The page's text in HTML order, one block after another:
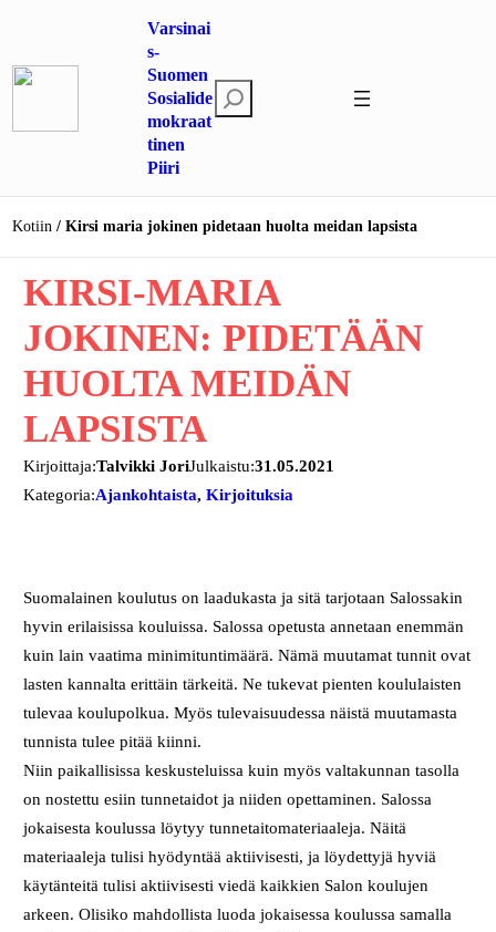
Varsinai
s-
Suomen
Sosialide
mokraat
tinen
Piiri
t
Kotiin Kirsi maria jokinen pidetaan huolta meidan lapsista
KIRSI-MARIA
JOKINEN: PIDETÄÄN
HUOLTA MEIDÄN
LAPSISTA
Kirjoittaja:Talvikki JoriJulkaistu:31.05.2021
Kategoria:Ajankohtaista, Kirjoituksia
Suomalainen koulutus on laadukasta ja sitä tarjotaan Salossakin
hyvin erilaisissa kouluissa. Salossa opetusta annetaan enemmän
kuin lain vaatima minimituntimäärä. Nämä muutamat tunnit ovat
lasten kannalta erittäin tärkeitä. Ne tukevat pienten koululaisten
tulevaa koulupolkua. Myös tulevaisuudessa näistä muutamasta
tunnista tulee pitää kiinni.
Niin paikallisissa keskusteluissa kuin myös valtakunnan tasolla
on nostettu esiin tunnetaidot ja niiden opettaminen. Salossa
jokaisesta koulussa löytyy tunnetaitomateriaaleja. Näitä
materiaaleja tulisi hyödyntää aktiivisesti, ja löydettyjä hyviä
käytänteitä tulisi aktiivisesti viedä kaikkien Salon koulujen
arkeen. Olisiko mahdollista luoda jokaisessa koulussa samalla